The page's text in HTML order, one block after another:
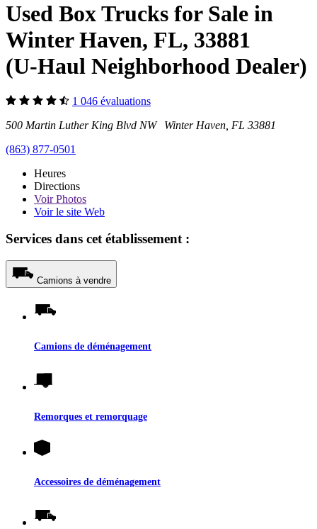
Used Box Trucks for Sale in
Winter Haven, FL, 33881
(U-Haul Neighborhood Dealer)
1 046 évaluations
500 Martin Luther King Blvd NW Winter Haven, FL 33881
(863) 877-0501
Heures
Directions
VoirPhotos
Voir le site Web
Services dans cet établissement :
Camions à vendre
Camions de déménagement
Remorques et remorquage
Accessoires de déménagement